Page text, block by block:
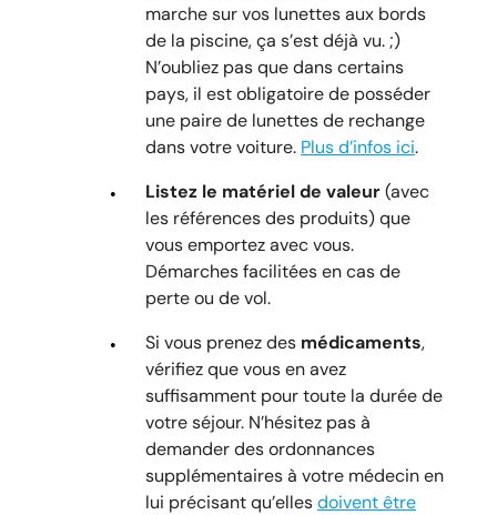
marche sur vos lunettes aux bords
de la piscine, ça s’est déjà vu. ;)
N’oubliez pas que dans certains
pays, il est obligatoire de posséder
une paire de lunettes de rechange
dans votre voiture. Plus d’infos ici.
Listez le matériel de valeur(avec
les références des produits) que
vous emportez avec vous.
Démarches facilitées en cas de
perte ou de vol.
Si vous prenez des médicaments,
vérifiez que vous en avez
suffisamment pour toute la durée de
votre séjour. N’hésitez pas à
demander des ordonnances
supplémentaires à votre médecin en
lui précisant qu’ellesdoivent être